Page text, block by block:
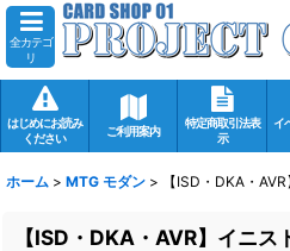
全カテゴ
リ
はじめにお読み
ください
ご利用案内
特定商取引法表
示
イ
ホーム > MTG モダン > 【ISD・DKA・
【ISD・DKA・AVR】イニス